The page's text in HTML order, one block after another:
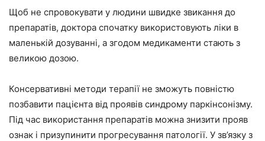
Щоб не спровокувати у людини швидке звикання до
препаратів, доктора спочатку використовують ліки в
маленькій дозуванні, а згодом медикаменти стають з
великою дозою.
Консервативні методи терапії не зможуть повністю
позбавити пацієнта від проявів синдрому паркінсонізму.
Під час використання препаратів можна знизити прояв
ознак і призупинити прогресування патології. У зв’язку з